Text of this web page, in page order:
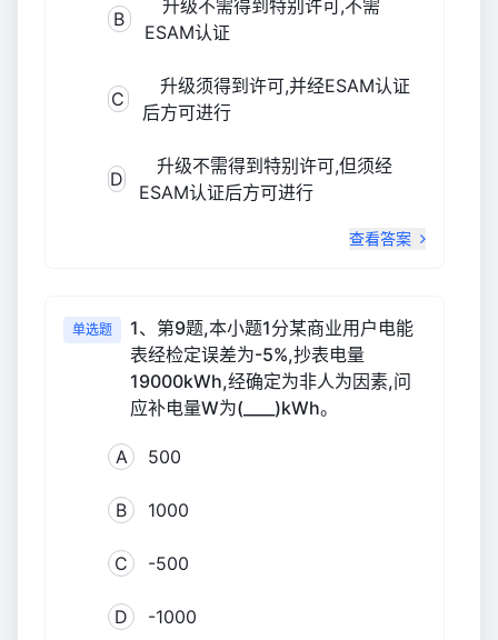
B
升级不需得到特别许可,不需
ESAM认证
C
升级须得到许可,并经ESAM认证
后方可进行
D
升级不需得到特别许可,但须经
ESAM认证后方可进行
查看答案
单选题
1、第9题,本小题1分某商业用户电能
表经检定误差为-5%,抄表电量
19000kWh,经确定为非人为因素,问
应补电量W为(____)kWh。
A 500
B 1000
C -500
D -1000